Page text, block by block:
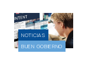
NOTICIAS
BUEN GOBIERNO